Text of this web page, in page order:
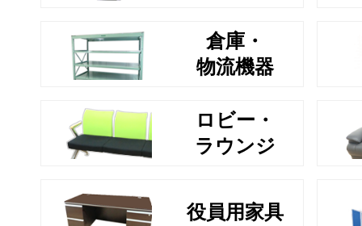
倉庫・
物流機器
ロビー・
ラウンジ
役員用家具